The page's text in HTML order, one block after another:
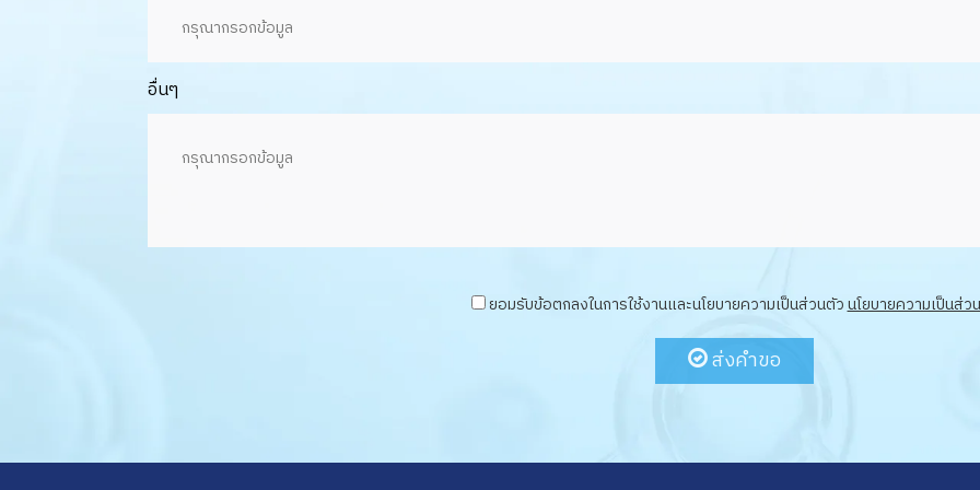
อื่นๆ
ยอมรับข้อตกลงในการใช้งานและนโยบายความเป็นส่วนตัวนโยบายความเป็นส่ว
ส่งคำขอ